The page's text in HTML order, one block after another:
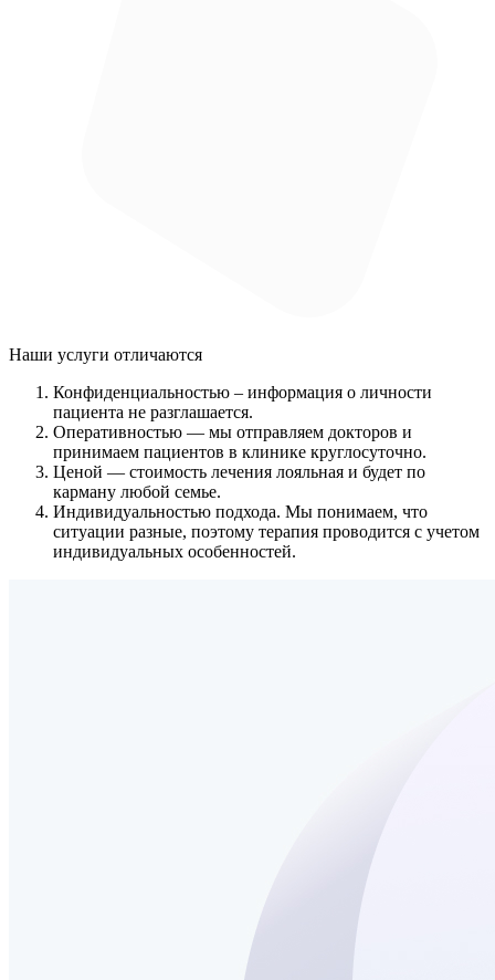
Наши услуги отличаются
Конфиденциальностью – информация о личности
пациента не разглашается.
Оперативностью — мы отправляем докторов и
принимаем пациентов в клинике круглосуточно.
Ценой — стоимость лечения лояльная и будет по
карману любой семье.
Индивидуальностью подхода. Мы понимаем, что
ситуации разные, поэтому терапия проводится с учетом
индивидуальных особенностей.